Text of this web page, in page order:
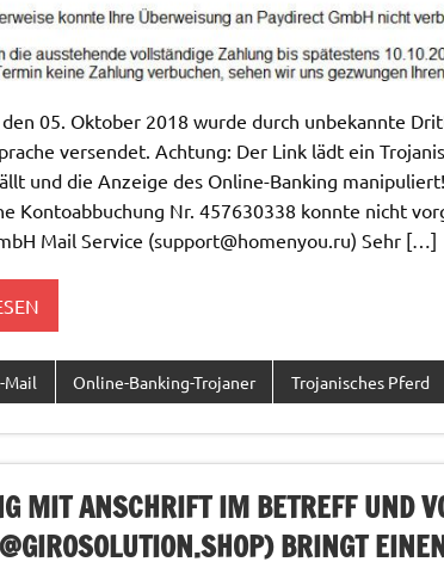
05. Oktober 2018 wurde durch unbekannte
versendet. Achtung: Der Link lädt ein
und die Anzeige des Online-Banking
Kontoabbuchung Nr. 457630338 konnte nicht
Mail Service (support@homenyou.ru) Sehr […]
Mail Online-Banking-Trojaner Trojanisches Pferd
MIT ANSCHRIFT IM BETREFF UND
) BRINGT